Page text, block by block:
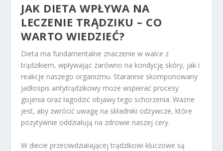
JAK DIETA WPŁYWA NA
LECZENIE TRĄDZIKU – CO
WARTO WIEDZIEĆ?
Dieta ma fundamentalne znaczenie w walce z
trądzikiem, wpływając zarówno na kondycję skóry, jak i
reakcje naszego organizmu. Starannie skomponowany
jadłospis antytrądzikowy może wspierać procesy
gojenia oraz łagodzić objawy tego schorzenia. Ważne
jest, aby zwrócić uwagę na składniki odżywcze, które
pozytywnie oddziałują na zdrowie naszej cery.
W diecie przeciwdziałającej trądzikowi kluczowe są